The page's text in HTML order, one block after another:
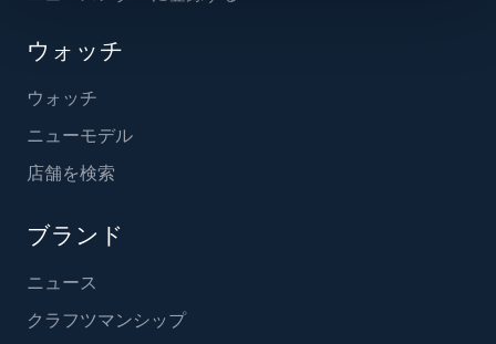
ウォッチ
ウォッチ
ニューモデル
店舗を検索
ブランド
ニュース
クラフツマンシップ